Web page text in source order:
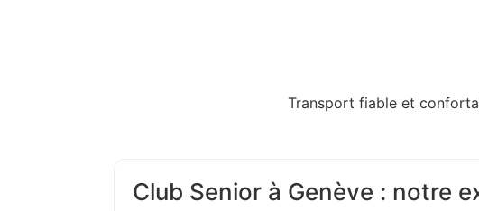
Transport fiable et
Club Senior à Genève : notre